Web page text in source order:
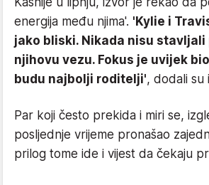
energija među njima'. 'Kylie i
jako bliski. Nikada nisu
njihovu vezu. Fokus je uvijek
budu najbolji roditelji', dodali su
Par koji često prekida i miri se,
posljednje vrijeme pronašao
prilog tome ide i vijest da čekaju